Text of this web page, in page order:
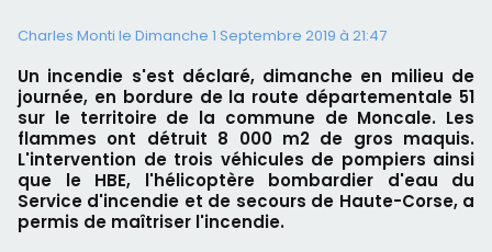
Charles Monti le Dimanche 1 Septembre 2019 à 21:47
Un incendie s'est déclaré, dimanche en milieu de
journée, en bordure de la route départementale 51
sur le territoire de la commune de Moncale. Les
flammes ont détruit 8 000 m2 de gros maquis.
L'intervention de trois véhicules de pompiers ainsi
que le HBE, l'hélicoptère bombardier d'eau du
Service d'incendie et de secours de Haute-Corse, a
permis de maîtriser l'incendie.